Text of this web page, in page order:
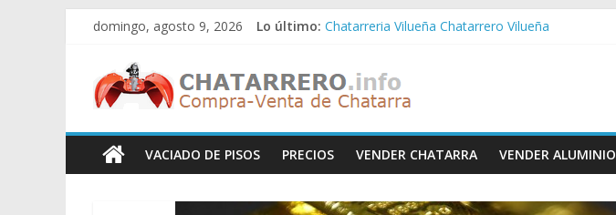
Saltar
contenido
domingo, agosto 9, 2026 Lo último: Chatarreria Vilueña Chatarrero Vilueña
Chatarreria Zaida Chatarrero Zaida
Chatarreria Vistabella Chatarrero Vistabella
Chatarreros
–
Precio
VACIADO DE PISOS PRECIOS VENDER CHATARRA VENDER ALUMINIO